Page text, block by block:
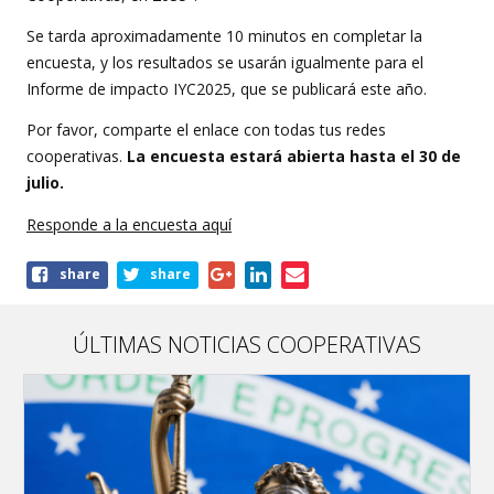
Se tarda aproximadamente 10 minutos en completar la
encuesta, y los resultados se usarán igualmente para el
Informe de impacto IYC2025, que se publicará este año.
Por favor, comparte el enlace con todas tus redes
cooperativas. La encuesta estará abierta hasta el 30 de
julio.
Responde a la encuesta aquí
Shareshare share
ÚLTIMAS NOTICIAS COOPERATIVAS